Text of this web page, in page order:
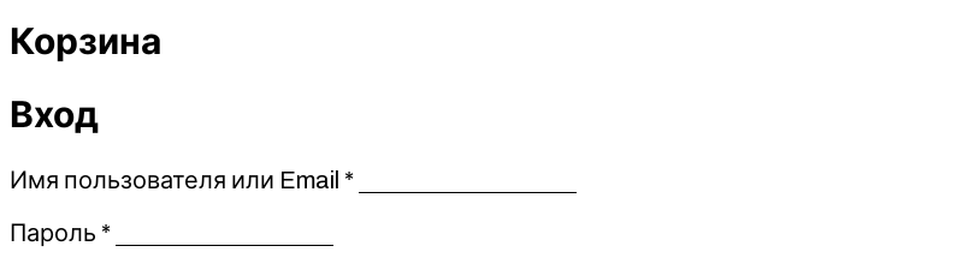
Корзина
Вход
Имя пользователя или Email *Обязательно
Пароль *Обязательно